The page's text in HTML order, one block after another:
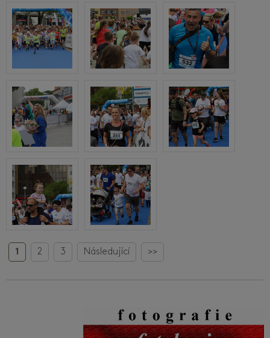
1 2 3 Následující >>